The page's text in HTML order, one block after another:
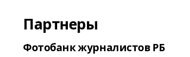
Партнеры
Фотобанк журналистов РБ